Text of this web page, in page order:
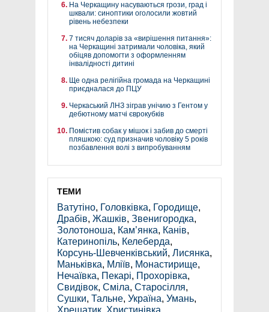
На Черкащину насуваються грози, град і
шквали: синоптики оголосили жовтий
рівень небезпеки
7 тисяч доларів за «вирішення питання»:
на Черкащині затримали чоловіка, який
обіцяв допомогти з оформленням
інвалідності дитині
Ще одна релігійна громада на Черкащині
приєдналася до ПЦУ
Черкаський ЛНЗ зіграв унічию з Гентом у
дебютному матчі єврокубків
Помістив собак у мішок і забив до смерті
пляшкою: суд призначив чоловіку 5 років
позбавлення волі з випробуванням
ТЕМИ
Ватутіно, Головківка, Городище,
Драбів, Жашків, Звенигородка,
Золотоноша, Кам’янка, Канів,
Катеринопіль, Келеберда,
Корсунь-Шевченківський, Лисянка,
Маньківка, Мліїв, Монастирище,
Нечаївка, Пекарі, Прохорівка,
Свидівок, Сміла, Старосілля,
Сушки, Тальне, Україна, Умань,